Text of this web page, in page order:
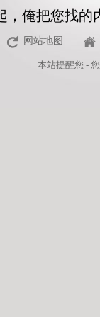
，俺把您找的
网站地图
本站提醒您 -